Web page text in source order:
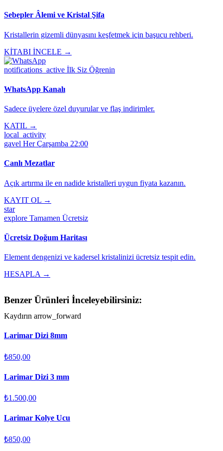
Sebepler Âlemi ve Kristal Şifa
Kristallerin gizemli dünyasını keşfetmek için başucu rehberi.
KİTABI İNCELE →
notifications_active İlk Siz Öğrenin
WhatsApp Kanalı
Sadece üyelere özel duyurular ve flaş indirimler.
KATIL →
local_activity
gavel Her Çarşamba 22:00
Canlı Mezatlar
Açık artırma ile en nadide kristalleri uygun fiyata kazanın.
KAYIT OL →
star
explore Tamamen Ücretsiz
Ücretsiz Doğum Haritası
Element dengenizi ve kadersel kristalinizi ücretsiz tespit edin.
HESAPLA →
Benzer Ürünleri İnceleyebilirsiniz:
Kaydırın arrow_forward
Larimar Dizi 8mm
₺850,00
Larimar Dizi 3 mm
₺1.500,00
Larimar Kolye Ucu
₺850,00